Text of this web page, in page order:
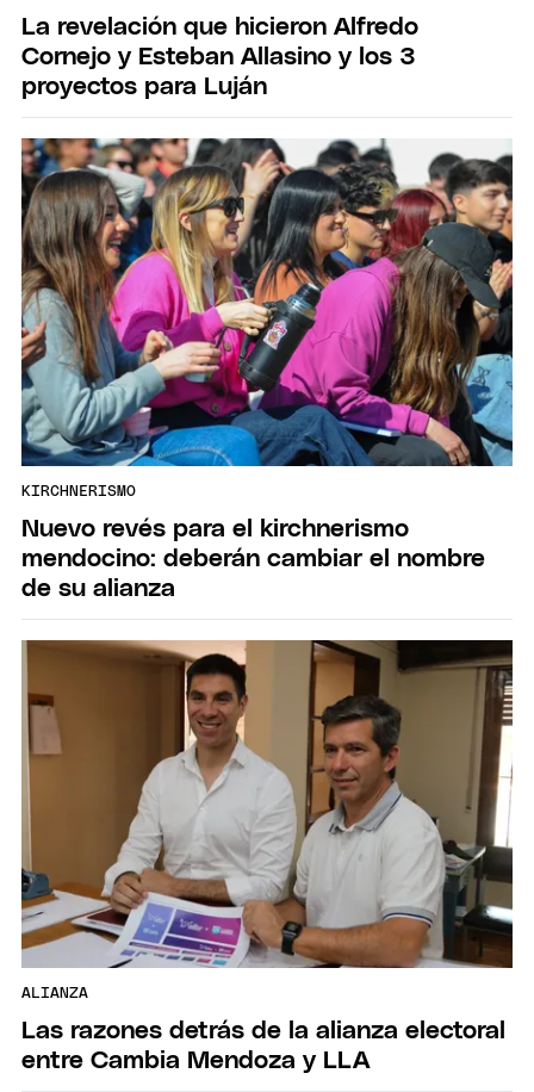
La revelación que hicieron Alfredo
Cornejo y Esteban Allasino y los 3
proyectos para Luján
KIRCHNERISMO
Nuevo revés para el kirchnerismo
mendocino: deberán cambiar el nombre
de su alianza
ALIANZA
Las razones detrás de la alianza electoral
entre Cambia Mendoza y LLA